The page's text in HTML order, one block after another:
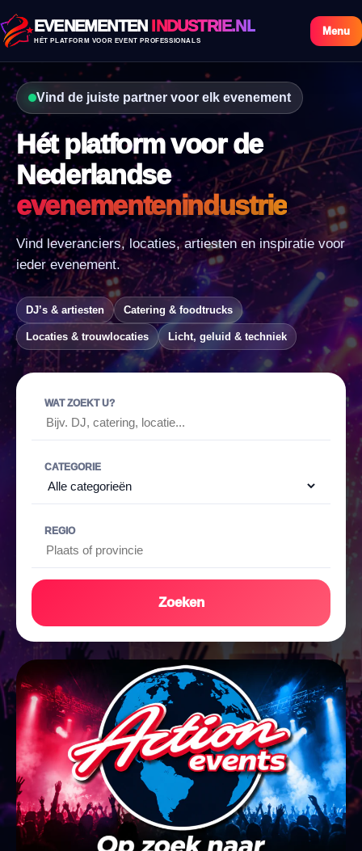
EVENEMENTEN INDUSTRIE.NL
HÉT PLATFORM VOOR EVENT PROFESSIONALS
Menu
Vind de juiste partner voor elk evenement
Hét platform voor de
Nederlandse
evenementenindustrie
Vind leveranciers, locaties, artiesten en inspiratie voor
ieder evenement.
DJ’s & artiesten Catering & foodtrucks
Locaties & trouwlocaties Licht, geluid & techniek
WAT ZOEKT U?
CATEGORIE
REGIO
Zoeken